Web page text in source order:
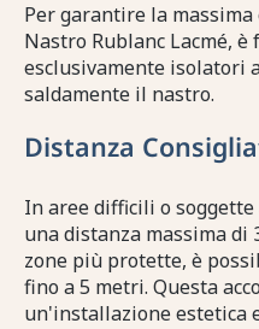
Per garantire la
Nastro Rublanc Lacmé,
esclusivamente isolatori
saldamente il nastro.
Distanza
In aree difficili o
una distanza massima
zone più protette, è
fino a 5 metri. Questa
un'installazione estetica